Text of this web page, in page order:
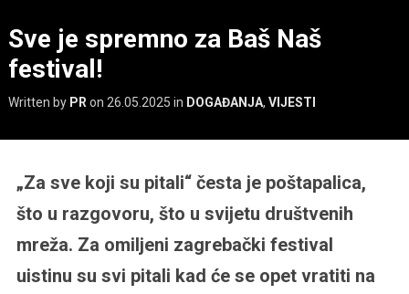
Sve je spremno za Baš Naš
festival!
Written by PR on 26.05.2025 in DOGAĐANJA, VIJESTI
„Za sve koji su pitali“ česta je poštapalica,
što u razgovoru, što u svijetu društvenih
mreža. Za omiljeni zagrebački festival
uistinu su svi pitali kad će se opet vratiti na